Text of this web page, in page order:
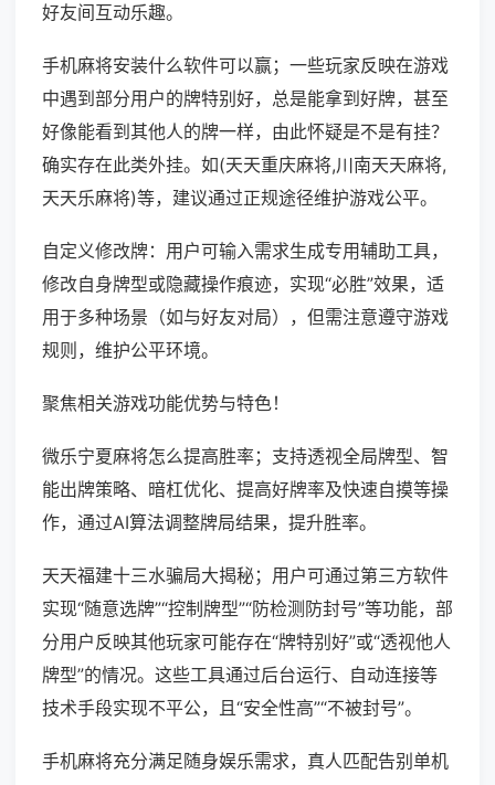
好友间互动乐趣。
手机麻将安装什么软件可以赢；一些玩家反映在游戏
中遇到部分用户的牌特别好，总是能拿到好牌，甚至
好像能看到其他人的牌一样，由此怀疑是不是有挂？
确实存在此类外挂。如(天天重庆麻将,川南天天麻将,
天天乐麻将)等，建议通过正规途径维护游戏公平。
自定义修改牌：用户可输入需求生成专用辅助工具，
修改自身牌型或隐藏操作痕迹，实现“必胜”效果，适
用于多种场景（如与好友对局），但需注意遵守游戏
规则，维护公平环境。
聚焦相关游戏功能优势与特色！
微乐宁夏麻将怎么提高胜率；支持透视全局牌型、智
能出牌策略、暗杠优化、提高好牌率及快速自摸等操
作，通过AI算法调整牌局结果，提升胜率。
天天福建十三水骗局大揭秘；用户可通过第三方软件
实现“随意选牌”“控制牌型”“防检测防封号”等功能，部
分用户反映其他玩家可能存在“牌特别好”或“透视他人
牌型”的情况。这些工具通过后台运行、自动连接等
技术手段实现不平公，且“安全性高”“不被封号”。
手机麻将充分满足随身娱乐需求，真人匹配告别单机